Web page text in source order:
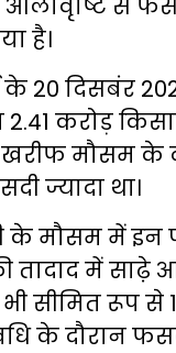
ओलावृष्टि से
है।
के 20 दिसबंर
2.41 करोड़
मौसम के
ज्यादा था।
के मौसम में
तादाद में
भी सीमित रूप
के दौरान